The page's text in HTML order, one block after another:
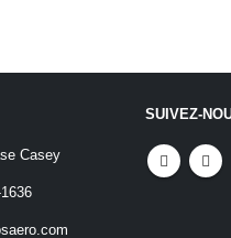
Casey
SUIVEZ-